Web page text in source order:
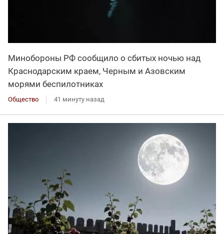
Минобороны РФ сообщило о сбитых ночью над
Краснодарским краем, Черным и Азовским
морями беспилотниках
Общество 41 минуту назад